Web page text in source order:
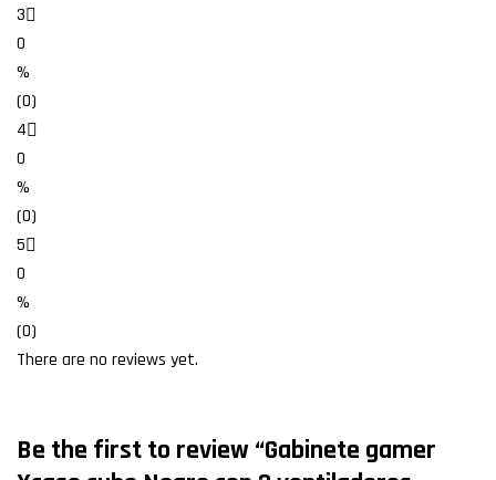
3
0
%
(0)
4
0
%
(0)
5
0
%
(0)
There are no reviews yet.
Be the first to review “Gabinete gamer